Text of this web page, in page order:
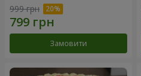
999 грн
Замовити